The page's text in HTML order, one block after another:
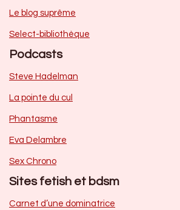
Le blog suprême
Select-bibliothèque
Podcasts
Steve Hadelman
La pointe du cul
Phantasme
Eva Delambre
Sex Chrono
Sites fetish et bdsm
Carnet d’une dominatrice